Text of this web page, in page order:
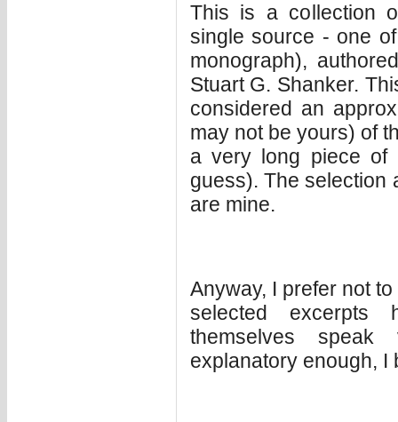
This is a collection
single source - one
monograph),
Stuart G. Shanker.
considered an
may not be yours) of
a very long piece of
guess). The selection
are mine.
Anyway, I prefer not
selected excerpts
themselves
explanatory enough, I